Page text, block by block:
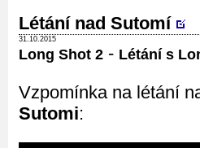
Létání nad Sutomí
31.10.2015
Long Shot 2 - Létání s
Vzpomínka na létání
Sutomi: